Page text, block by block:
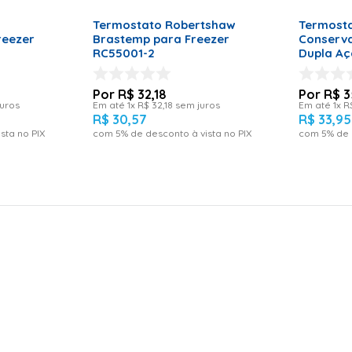
no PIX
Termostato Robertshaw
Brastemp para Freezer
RC55001-2
R$ 32,18
Em até 1x R$ 32 18 sem juros
R$ 30,57
com 5% de desconto à vista no PIX
Dupla
R$
Em até1x
R$ 33,95
com 5% de